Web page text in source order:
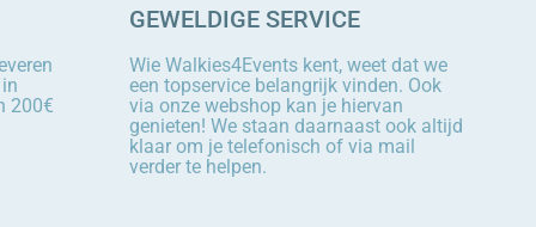
200€
GEWELDIGE SERVICE
Wie Walkies4Events kent, weet dat we
een topservice belangrijk vinden. Ook
via onze webshop kan je hiervan
genieten! We staan daarnaast ook altijd
klaar om je telefonisch of via mail
verder te helpen.